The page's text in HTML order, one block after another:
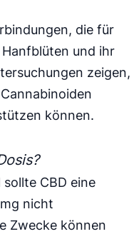
die für
und ihr
zeigen,
können.
CBD eine
nicht
Zwecke können